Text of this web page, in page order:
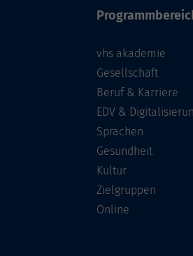
vhs akademie
Gesellschaft
Beruf & Karriere
EDV &
Sprachen
Gesundheit
Kultur
Zielgruppen
Online